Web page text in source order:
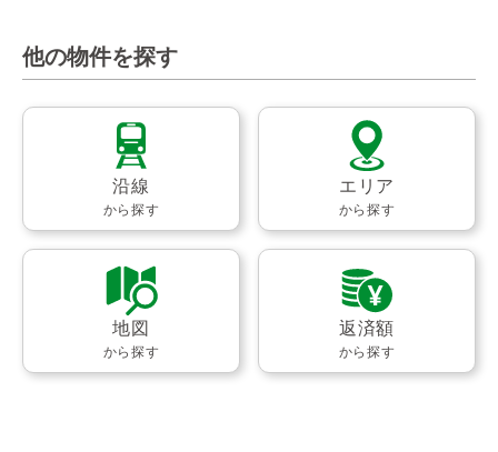
他の物件を探す
沿線
から探す
エリア
から探す
地図
から探す
返済額
から探す